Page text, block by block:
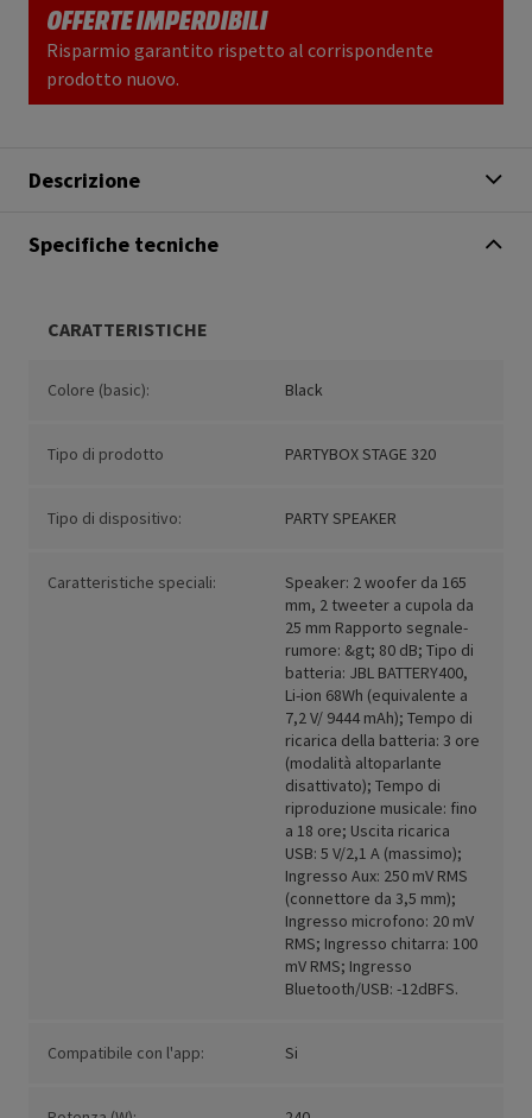
OFFERTE IMPERDIBILI
Risparmio garantito rispetto al corrispondente
prodotto nuovo.
Descrizione
Specifiche tecniche
CARATTERISTICHE
Colore (basic): Black
Tipo di prodotto PARTYBOX STAGE 320
Tipo di dispositivo: PARTY SPEAKER
Caratteristiche speciali:
Speaker: 2 woofer da 165
mm, 2 tweeter a cupola da
25 mm Rapporto segnale-
rumore: &gt; 80 dB; Tipo di
batteria: JBL BATTERY400,
Li-ion 68Wh (equivalente a
7,2 V/ 9444 mAh); Tempo di
ricarica della batteria: 3 ore
(modalità altoparlante
disattivato); Tempo di
riproduzione musicale: fino
a 18 ore; Uscita ricarica
USB: 5 V/2,1 A (massimo);
Ingresso Aux: 250 mV RMS
(connettore da 3,5 mm);
Ingresso microfono: 20 mV
RMS; Ingresso chitarra: 100
mV RMS; Ingresso
Bluetooth/USB: -12dBFS.
Compatibile con l'app: Si